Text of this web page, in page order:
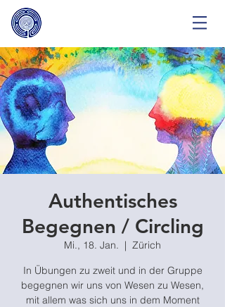
Authentisches
Begegnen / Circling
Mi., 18. Jan.
  |
Zürich
In Übungen zu zweit und in der Gruppe
begegnen wir uns von Wesen zu Wesen,
mit allem was sich uns in dem Moment